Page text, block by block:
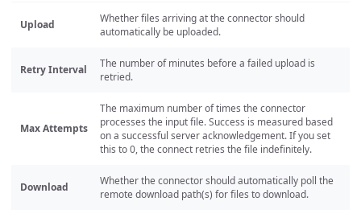
Upload
Whether files arriving at the connector should
automatically be uploaded.
Retry Interval
The number of minutes before a failed upload is
retried.
Max Attempts
The maximum number of times the connector
processes the input file. Success is measured based
on a successful server acknowledgement. If you set
this to 0, the connect retries the file indefinitely.
Download
Whether the connector should automatically poll the
remote download path(s) for files to download.